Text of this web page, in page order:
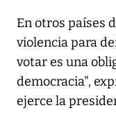
En otros países
violencia para
votar es una
democracia",
ejerce la